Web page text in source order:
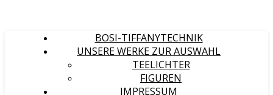
BOSI-TIFFANYTECHNIK
UNSERE WERKE ZUR AUSWAHL
TEELICHTER
FIGUREN
IMPRESSUM